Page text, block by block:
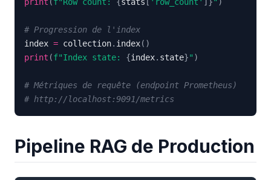
# Progression de l'index
index = collection. index( )
print (f"Index state: {index. state}" )
# Métriques de requête (endpoint Prometheus)
# http://localhost:9091/metrics
Pipeline RAG de Production